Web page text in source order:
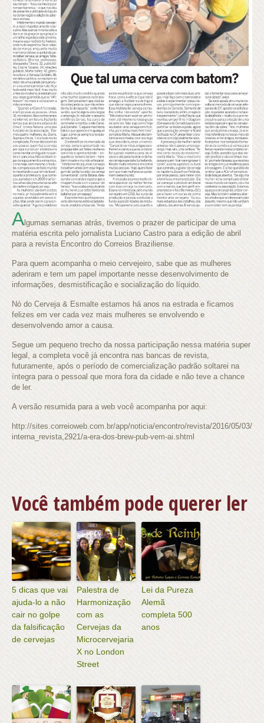
Algumas semanas atrás, tivemos o prazer de participar de uma
matéria escrita pelo jornalista Luciano Castro para a edição de abril
para a revista Encontro do Correios Braziliense.
Para quem acompanha o meio cervejeiro, sabe que as mulheres
aderiram e tem um papel importante nesse desenvolvimento de
informações, desmistificação e socialização do líquido.
Nó do Cerveja & Esmalte estamos há anos na estrada e ficamos
felizes em ver cada vez mais mulheres se envolvendo e
desenvolvendo amor a causa.
Segue um pequeno trecho da nossa participação nessa matéria super
legal, a completa você já encontra nas bancas de revista,
futuramente, após o período de comercialização padrão soltarei na
íntegra para o pessoal que mora fora da cidade e não teve a chance
de ler.
A versão resumida para a web você acompanha por aqui:
http://sites.correioweb.com.br/app/noticia/encontro/revista/2016/05/03/
interna_revista,2921/a-era-dos-brew-pub-vem-ai.shtml
Você também pode querer ler
5 dicas que vai
ajuda-lo a não
cair no golpe
da falsificação
de cervejas
Palestra de
Harmonização
com as
Cervejas da
Microcervejaria
X no London
Street
Lei da Pureza
Alemã
completa 500
anos